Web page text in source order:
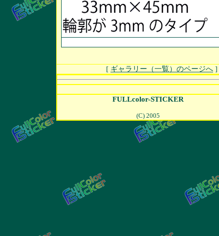
[ ギャラリー（一覧）のページへ
FULLcolor-STICKER
(C) 2005